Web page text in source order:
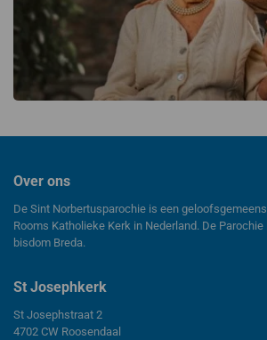
Over ons
De Sint Norbertusparochie is een
Rooms Katholieke Kerk in Nederland. De
bisdom Breda.
St Josephkerk
St Josephstraat 2
4702 CW Roosendaal